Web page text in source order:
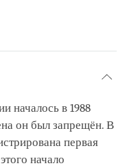
началось в 1988
он был запрещён. В
первая
начало